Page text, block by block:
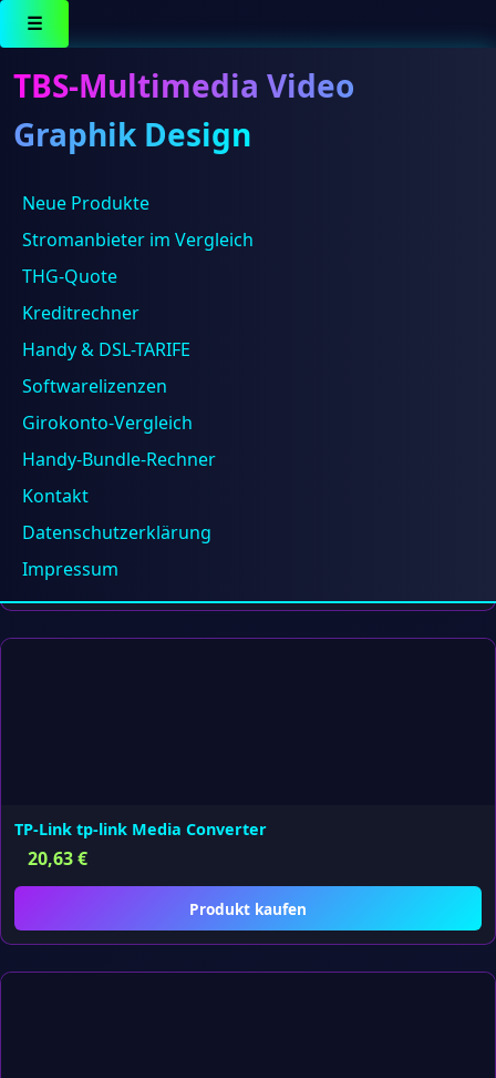
☰
TBS-Multimedia Video
Graphik Design
Neue Produkte
Stromanbieter im Vergleich
THG-Quote
Kreditrechner
Handy & DSL-TARIFE
Softwarelizenzen
Girokonto-Vergleich
Handy-Bundle-Rechner
Kontakt
Datenschutzerklärung
Impressum
Büroshop24 DE
TP-Link tp-link Media Converter
34,18€
TP-Link tp-link Media Converter
20,63€
Produkt kaufen